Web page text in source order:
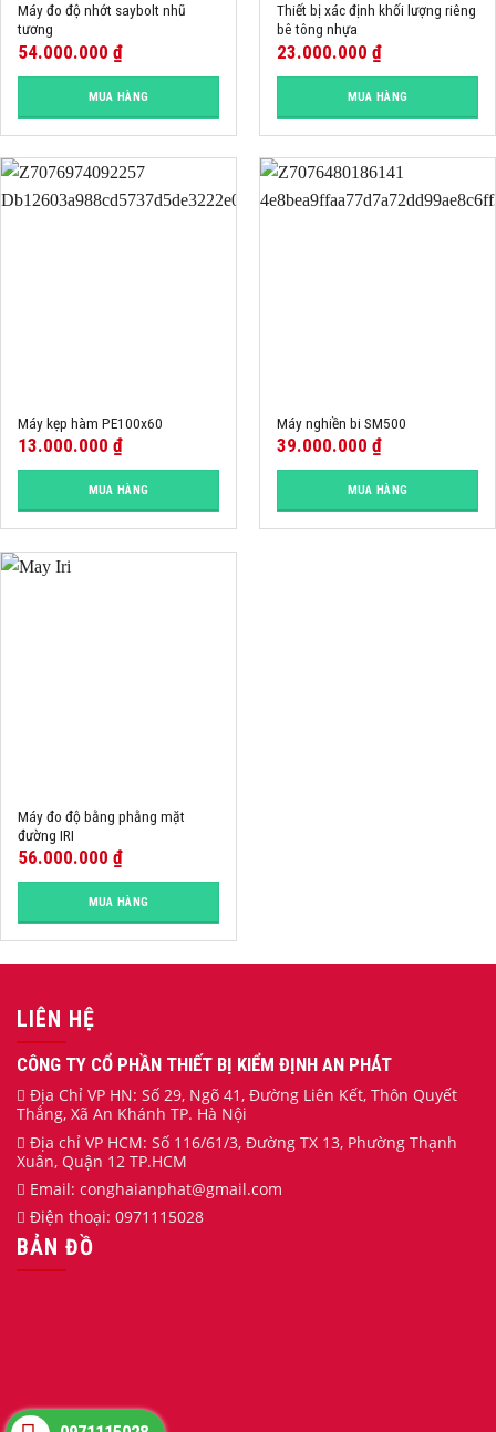
Máy đo độ nhớt saybolt nhũ
tương
54.000.000 ₫
MUA HÀNG
Thiết bị xác định khối lượng riêng
bê tông nhựa
23.000.000 ₫
MUA HÀNG
Máy kẹp hàm PE100x60
13.000.000 ₫
MUA HÀNG
Máy nghiền bi SM500
39.000.000 ₫
MUA HÀNG
Máy đo độ bằng phằng mặt
đường IRI
56.000.000 ₫
MUA HÀNG
LIÊN HỆ
CÔNG TY CỔ PHẦN THIẾT BỊ KIỂM ĐỊNH AN PHÁT
Địa Chỉ VP HN: Số 29, Ngõ 41, Đường Liên Kết, Thôn Quyết
Thắng, Xã An Khánh TP. Hà Nội
Địa chỉ VP HCM: Số 116/61/3, Đường TX 13, Phường Thạnh
Xuân, Quận 12 TP.HCM
Email: conghaianphat@gmail.com
Điện thoại: 0971115028
BẢN ĐỒ